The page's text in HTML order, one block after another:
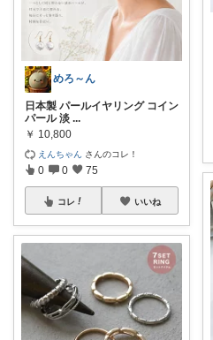
めろ～ん
日本製 パールイヤリング コイン
パール 淡 ...
￥ 10,800
えんちゃん さんのコレ！
0 0 75
コレ いいね